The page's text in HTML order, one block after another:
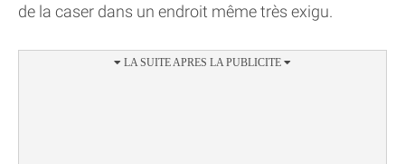
de la caser dans un endroit même très exigu.